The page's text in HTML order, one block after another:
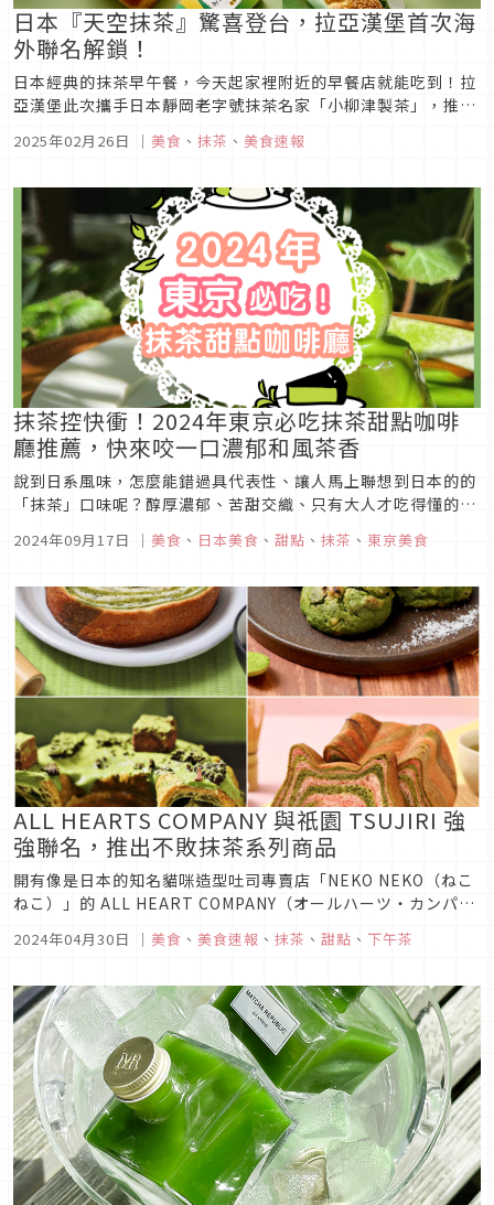
日本『天空抹茶』驚喜登台，拉亞漢堡首次海
外聯名解鎖！
日本經典的抹茶早午餐，今天起家裡附近的早餐店就能吃到！拉
亞漢堡此次攜手日本靜岡老字號抹茶名家「小柳津製茶」，推出
全新「天空の抹茶」系列早午餐新品，將濃醇細緻的日式抹茶粉
融入五款經典品項中。其中，五款新品包含被脆友狂讚的爆漿貝
雞芝加哥堡」、濃郁抹...
2025年02月26日 ｜ 美食 、 抹茶 、 美食速報
抹茶控快衝！2024年東京必吃抹茶甜點咖啡
廳推薦，快來咬一口濃郁和風茶香
說到日系風味，怎麼能錯過具代表性、讓人馬上聯想到日本的的
「抹茶」口味呢？醇厚濃郁、苦甜交織、只有大人才吃得懂的茶
香一直擁有大批愛好者，今天就來介紹在東京大受歡迎的5間人
氣抹茶甜點店，各種口感、多種品項全都收錄在這裡，喜歡抹茶
2024年09月17日 ｜ 美食 、 日本美食 、 甜點 、 抹茶 、 東京美食
ALL HEARTS COMPANY 與祇園 TSUJIRI 強
強聯名，推出不敗抹茶系列商品
開有像是日本的知名貓咪造型吐司專賣店「NEKO NEKO（ねこ
ねこ）」的 ALL HEART COMPANY（オールハーツ・カンパニ
ー）與京都的宇治抹茶專賣店「祇園 TSUJIRI （祇園辻利）」
強強聯名，期間限定推出多款抹茶商品。像是「NEKO NEKO 吐
2024年04月30日 ｜ 美食 、 美食速報 、 抹茶 、 甜點 、 下午茶